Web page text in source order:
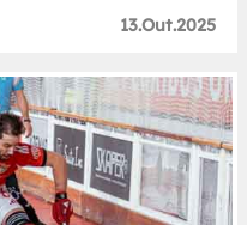
13.Out.2025